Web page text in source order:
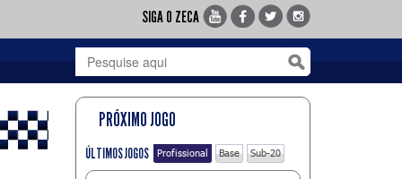
SIGA O ZECA
PRÓXIMO JOGO
ÚLTIMOS JOGOS Profissional Base Sub-20